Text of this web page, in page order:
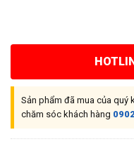
Sản phẩm đã mua của quý
chăm sóc khách hàng